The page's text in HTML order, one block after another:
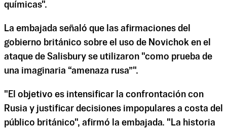
químicas".
La embajada señaló que las afirmaciones del
gobierno británico sobre el uso de Novichok en el
ataque de Salisbury se utilizaron "como prueba de
una imaginaria “amenaza rusa”".
"El objetivo es intensificar la confrontación con
Rusia y justificar decisiones impopulares a costa del
público británico", afirmó la embajada. "La historia